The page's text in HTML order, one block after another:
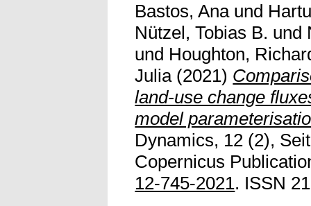
Bastos, Anaund
Nützel, Tobias B. und
und Houghton,
Julia(2021)
land-use change
model
Dynamics, 12 (2),
Copernicus
12-745-2021. ISSN